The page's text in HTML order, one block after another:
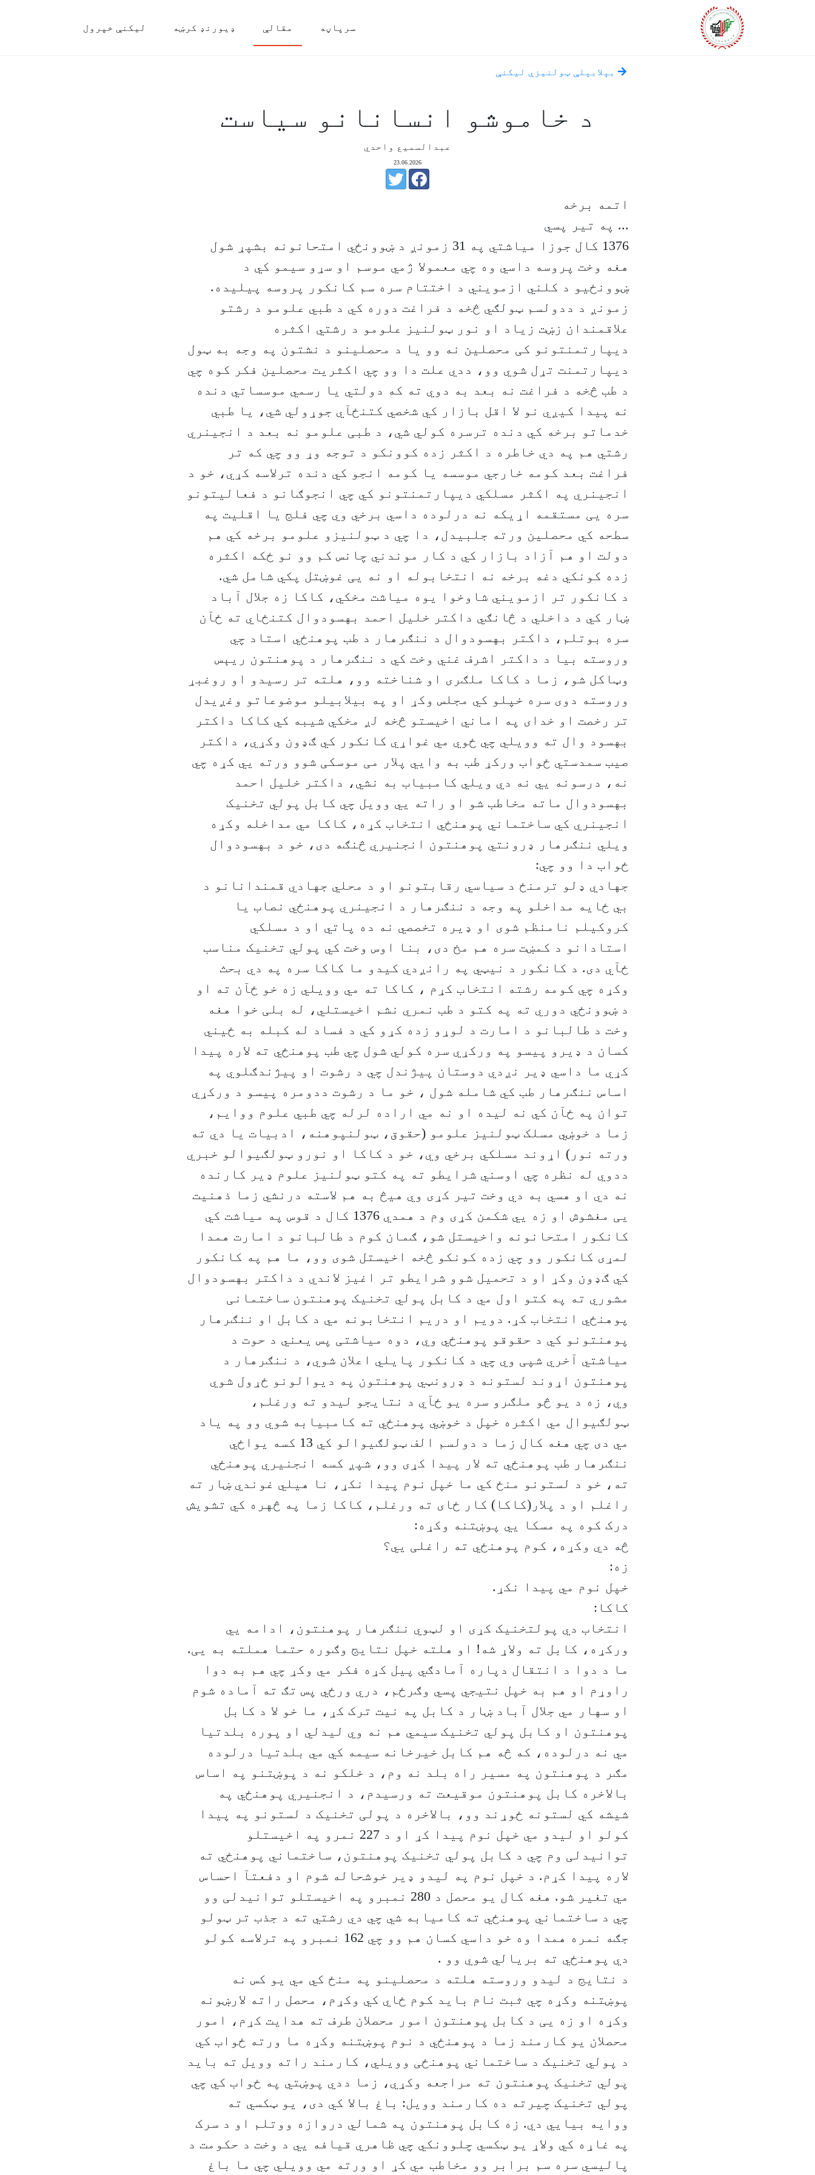
سرپاڼه مقالې ډیورنډ کرښه لیکنې خپرول
بېلابېلې ټولنيزې ليکنې
د خاموشو انسانانو سیاست
عبدالسمیع واحدي
23.06.2026
اتمه برخه
... په تیر پسي
1376 کال جوزا میاشتي په 31 زمونږ د ښوونځي امتحانونه بشپړ شول
هغه وخت پروسه داسي وه چي معمولا ژمي موسم او سړو سیمو کي د
ښوونځیو د کلني ازمویني د اختتام سره سم کانکور پروسه پیلیده.
زمونږ د ددولسم ټولګي څخه د فراغت دوره کي د طبي علومو د رشتو
علاقمندان زښت زیاد او نور ټولنیز علومو د رشتي اکثره
دیپارتمنتونو کی محصلین نه وو یا د محصلینو د نشتون په وجه به ټول
دیپارتمنت تړل شوي وو، ددي علت دا وو چي اکثریت محصلین فکر کوه چي
د طب څخه د فراغت نه بعد به دوي ته که دولتي یا رسمي موسساتي دنده
نه پیدا کیږي نو لا اقل بازار کي شخصي کتنځآي جوړولي شي، یا طبي
خدماتو برخه کي دنده ترسره کولي شي، د طبی علومو نه بعد د انجینري
رشتي هم په دي خاطره د اکثر زده کوونکو د توجه وړ وو چي که تر
فراغت بعد کومه خارجي موسسه یا کومه انجو کي دنده ترلاسه کړي، خو د
انجینري په اکثر مسلکي دیپارتمنتونو کي چي انجوګانو د فعالیتونو
سره يی مستقمه اړیکه نه درلوده داسي برخي وي چي فلج یا اقلیت په
سطحه کي محصلین ورته جلبیدل، دا چي د ټولنیزو علومو برخه کي هم
دولت او هم آزاد بازار کي د کار موندني چانس کم وو نو ځکه اکثره
زده کونکي دغه برخه نه انتخابوله او نه يی غوښتل پکي شامل شي.
د کانکور تر ازمویني شاوخوا یوه میاشت مخکي، کاکا زه جلال آباد
ښار کي د داخلي د څانګي داکتر خلیل احمد بهسودوال کتنځاي ته ځآن
سره بوتلم، داکتر بهسودوال د ننګرهار د طب پوهنځي استاد چي
وروسته بیا د داکتر اشرف غني وخت کي د ننګرهار د پوهنتون ریېس
وټاکل شو، زما د کاکا ملګری او شناخته وو، هلته تر رسیدو او روغبړ
وروسته دوی سره خپلو کي مجلس وکړ او په بیلابیلو موضوعاتو وغږیدل
تر رخصت او خدای په اماني اخیستو څخه لږ مخکي شیبه کي کاکا داکتر
بهسود وال ته وویلي چي ځوي مي غواړي کانکور کي ګډون وکړي، داکتر
صیب سمدستي ځواب ورکړ طب به وايي پلار می موسکی شوو ورته يي کړه چي
نه، درسونه يي نه دي ویلي کامبیاب به نشي، داکتر خلیل احمد
بهسودوال ماته مخاطب شو او راته يي وویل چي کابل پولي تخنیک
انجینري کي ساختماني پوهنځي انتخاب کړه، کاکا مي مداخله وکړه
ویلي ننګرهار ډرونتي پوهنتون انجنیري څنګه دی، خو د بهسودوال
ځواب دا وو چي:
جهادي ډلو ترمنځ د سیاسي رقابتونو او د محلي جهادي قمندانانو د
بي ځایه مداخلو په وجه د ننګرهار د انجینري پوهنځي نصاب یا
کروکیلم نامنظم شوی او ډیره تخصصي نه ده پاتي او د مسلکي
استادانو د کمښت سره هم مخ دی، بنا اوس وخت کي پولي تخنیک مناسب
ځآي دی. د کانکور د نیټي په رانږدي کیدو ما کاکا سره په دي بحث
وکړه چي کومه رشته انتخاب کړم ، کاکا ته مي وویلي زه خو ځآن ته او
د ښوونځي دوري ته په کتو د طب نمري نشم اخیستلي، له بلی خوا هغه
وخت د طالبانو د امارت د لوړو زده کړو کي د فساد له کبله به ځیني
کسان د ډیرو پیسو په ورکړي سره کولي شول چي طب پوهنځي ته لاره پیدا
کړي ما داسي ډیر نږدي دوستان پیژندل چي د رشوت او پیژندګلوي په
اساس ننګرهار طب کي شامله شول ، خو ما د رشوت ددومره پیسو د ورکړي
توان په ځآن کي نه لیده او نه مي اراده لرله چي طبي علوم ووایم،
زما د خوښي مسلک ټولنیز علومو (حقوق، ټولنپوهنه، ادبیات یا دي ته
ورته نور) اړوند مسلکي برخي وي، خو د کاکا او نورو ټولګیوالو خبري
ددوي له نظره چي اوسني شرایطو ته په کتو ټولنیز علوم ډیر کارنده
نه دي او هسي به دي وخت تیر کړی وي هیڅ به هم لاسته درنشي زما ذهنیت
يی مغشوش او زه یي شکمن کړی وم د همدي 1376 کال د قوس په میاشت کي
کانکور امتحانونه واخیستل شو، ګمان کوم د طالبانو د امارت همدا
لمړی کانکور وو چي زده کونکو څخه اخیستل شوی وو، ما هم په کانکور
کي ګډون وکړ او د تحمیل شوو شرایطو تر اغیز لاندي د داکتر بهسودوال
مشوري ته په کتو اول مي د کابل پولي تخنیک پوهنتون ساختمانی
پوهنځي انتخاب کړ. دویم او دریم انتخابونه مي د کابل او ننګرهار
پوهنتونو کي د حقوقو پوهنځي وي، دوه میاشتی پس یعني د حوت د
میاشتي آخري شپی وي چي د کانکور پایلي اعلان شوي، د ننګرهار د
پوهنتون اړوند لستونه د ډرونټي پوهنتون په دیوالونو ځړول شوي
وي، زه د یو څو ملګرو سره یو ځآي د نتایجو لیدو ته ورغلم،
ټولګیوال مي اکثره خپل د خوښي پوهنځي ته کامبیابه شوي وو په یاد
مي دی چي هغه کال زما د دولسم الف ټولګیوالو کي 13 کسه یواځي
ننګرهار طب پوهنځي ته لار پیدا کړی وو، شپږ کسه انجنیري پوهنځي
ته، خو د لستونو منځ کي ما خپل نوم پیدا نکړ، نا هیلي غوندي ښار ته
راغلم او د پلار(کاکا) کار ځای ته ورغلم، کاکا زما په څهره کي تشویش
درک کوه په مسکا يي پوښتنه وکړه:
څه دي وکړه، کوم پوهنځي ته راغلی يي؟
زه:
خپل نوم مي پیدا نکړ.
کاکا:
انتخاب دي پولتخنیک کړی او لټوي ننګرهار پوهنتون، ادامه يي
ورکړه، کابل ته ولاړ شه! او هلته خپل نتایج وګوره حتما هملته به يی.
ما د دوا د انتقال دپاره آمادګي پیل کړه فکر مي وکړ چي هم به دوا
راوړم او هم به خپل نتیجي پسي وګرځم، دري ورځي پس تګ ته آماده شوم
او سهار مي جلال آباد ښار د کابل په نیت ترک کړ، ما خو لا د کابل
پوهنتون او کابل پولي تخنیک سیمي هم نه وي لیدلي او پوره بلدتیا
مي نه درلوده، که څه هم کابل خیرخانه سیمه کي مي بلدتیا درلوده
مګر د پوهنتون په مسیر راه بلد نه وم، د خلکو نه د پوښتنو په اساس
بالاخره کابل پوهنتون موقیعت ته ورسیدم، د انجنیري پوهنځي په
شیشه کي لستونه ځوړند وو، بالاخره د پولی تخنیک د لستونو په پیدا
کولو او لیدو مي خپل نوم پیدا کړ او د 227 نمرو په اخیستلو
توانیدلی وم چي د کابل پولي تخنیک پوهنتون، ساختماني پوهنځي ته
لاره پیدا کړم. د خپل نوم په لیدو ډیر خوشحاله شوم او دفعتآ احساس
مي تغیر شو. هغه کال یو محصل د 280 نمبرو په اخیستلو توانیدلی وو
چي د ساختماني پوهنځي ته کامیابه شي چي دي رشتي ته د جذب تر ټولو
جګه نمره همدا وه خو داسي کسان هم وو چي 162 نمبرو په ترلاسه کولو
دي پوهنځي ته بریالي شوي وو .
د نتایج د لیدو وروسته هلته د محصلینو په منځ کي مي یو کس نه
پوښتنه وکړه چي ثبت نام باید کوم ځاي کي وکړم، محصل راته لارښونه
وکړه او زه يی د کابل پوهنتون امور محصلان طرف ته هدایت کړم، امور
محصلان یو کارمند زما د پوهنځي د نوم پوښتنه وکړه ما ورته ځواب کي
د پولي تخنیک د ساختماني پوهنځی وویلي، کارمند راته وویل ته باید
پولي تخنیک پوهنتون ته مراجعه وکړي، زما ددي پوښتي په ځواب کي چي
پولي تخنیک چیرته ده کارمند وویل: باغ بالا کي دی، یو ټکسي ته
ووایه بیايي دي. زه کابل پوهنتون په شمالي دروازه ووتلم او د سرک
په غاړه کي ولاړ یو ټکسي چلوونکي چي ظاهري قیافه يي د وخت د حکومت د
پالیسي سره سم برابر وو مخاطب مي کړ او ورته مي وویلي چي ما باغ